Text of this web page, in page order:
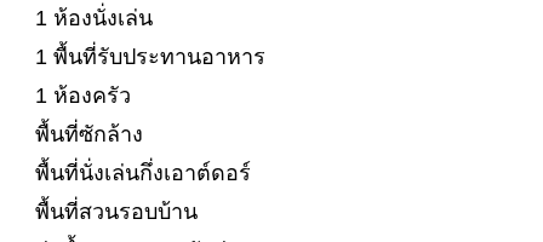
1 ห้องนั่งเล่น
1 พื้นที่รับประทานอาหาร
1 ห้องครัว
พื้นที่ซักล้าง
พื้นที่นั่งเล่นกึ่งเอาต์ดอร์
พื้นที่สวนรอบบ้าน